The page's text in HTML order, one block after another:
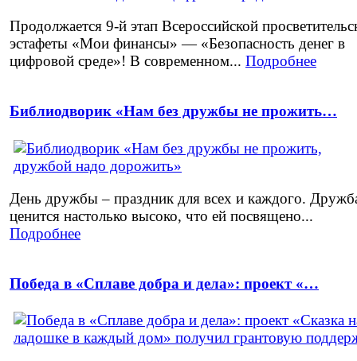
Продолжается 9‑й этап Всероссийской
эстафеты «Мои финансы» — «Безопасность денег в
цифровой среде»! В современном... Подробнее
Библиодворик «Нам без дружбы не прожить…
День дружбы – праздник для всех и каждого.
ценится настолько высоко, что ей посвящено...
Подробнее
Победа в «Сплаве добра и дела»: проект «…